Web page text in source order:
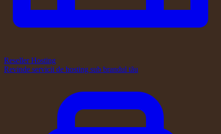
Reseller Hosting
Revinde servicii de hosting sub brandul tău